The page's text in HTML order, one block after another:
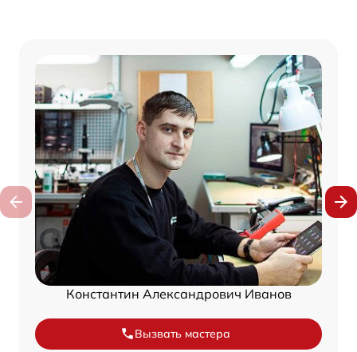
Константин Александрович Иванов
Вызвать мастера